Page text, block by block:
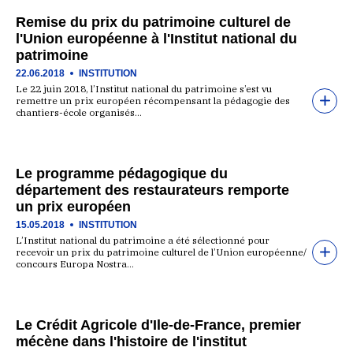
Remise du prix du patrimoine culturel de
l'Union européenne à l'Institut national du
patrimoine
22.06.2018 INSTITUTION
Le 22 juin 2018, l’Institut national du patrimoine s’est vu
remettre un prix européen récompensant la pédagogie des
chantiers-école organisés…
Le programme pédagogique du
département des restaurateurs remporte
un prix européen
15.05.2018 INSTITUTION
L’Institut national du patrimoine a été sélectionné pour
recevoir un prix du patrimoine culturel de l’Union européenne/
concours Europa Nostra…
Le Crédit Agricole d'Ile-de-France, premier
mécène dans l'histoire de l'institut